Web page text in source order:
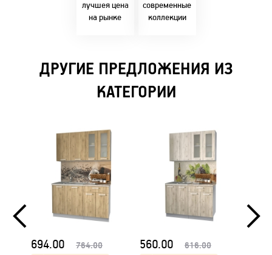
лучшея цена
на рынке
современные
коллекции
решениями!
ДРУГИЕ ПРЕДЛОЖЕНИЯ ИЗ
КАТЕГОРИИ
694.00 764.00 560.00 616.00